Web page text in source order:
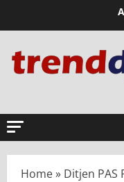
Home» Ditjen PAS